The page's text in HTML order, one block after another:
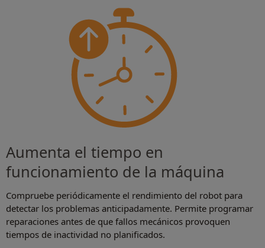
Aumenta el tiempo en
funcionamiento de la máquina
Compruebe periódicamente el rendimiento del robot para
detectar los problemas anticipadamente. Permite programar
reparaciones antes de que fallos mecánicos provoquen
tiempos de inactividad no planificados.